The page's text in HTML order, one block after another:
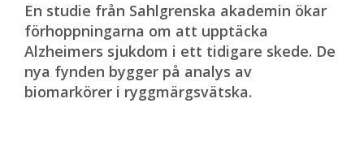
En studie från Sahlgrenska akademin ökar
förhoppningarna om att upptäcka
Alzheimers sjukdom i ett tidigare skede. De
nya fynden bygger på analys av
biomarkörer i ryggmärgsvätska.